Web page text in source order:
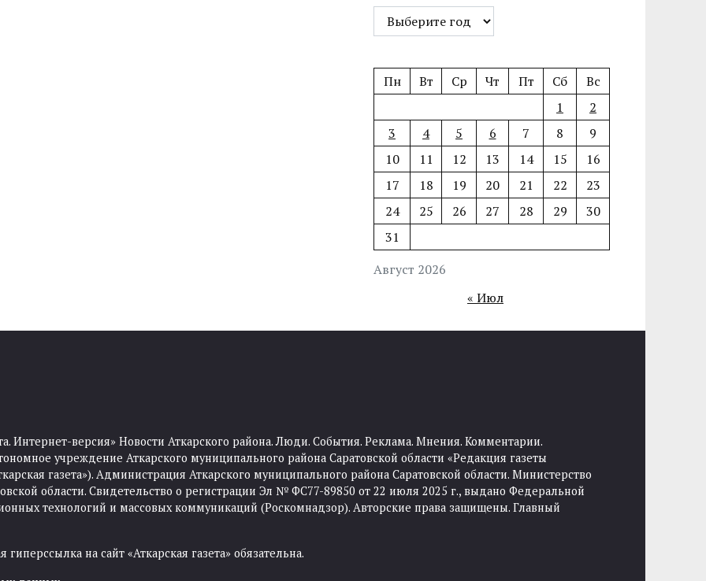
Август 2026
Пн Вт Ср Чт Пт Сб
Вс
1
2
3
4 5 6 7 8
9
10
11 12 13 14 15
16
17
18 19 20 21 22
23
24
25 26 27 28 29
30
31
« Июл
Интернет-версия» Новости Аткарского района. Люди. События. Реклама. Мнения. Комментарии.
учреждение Аткарского муниципального района Саратовской области «Редакция газеты
газета»). Администрация Аткарского муниципального района Саратовской области. Министерство
области. Свидетельство о регистрации Эл № ФС77-89850 от 22 июля 2025 г., выдано Федеральной
технологий и массовых коммуникаций (Роскомнадзор). Авторские права защищены. Главный
на сайт «Аткарская газета» обязательна.